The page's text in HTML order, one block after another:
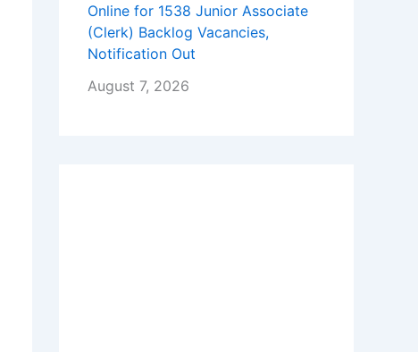
Online for 1538 Junior Associate
(Clerk) Backlog Vacancies,
Notification Out
August 7, 2026